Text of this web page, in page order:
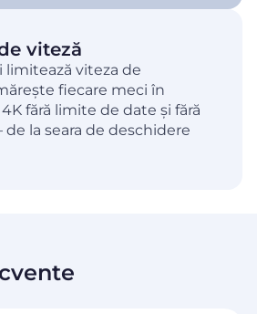
viteză
viteza de
fiecare meci în
fără limite de date și fără
la seara de deschidere